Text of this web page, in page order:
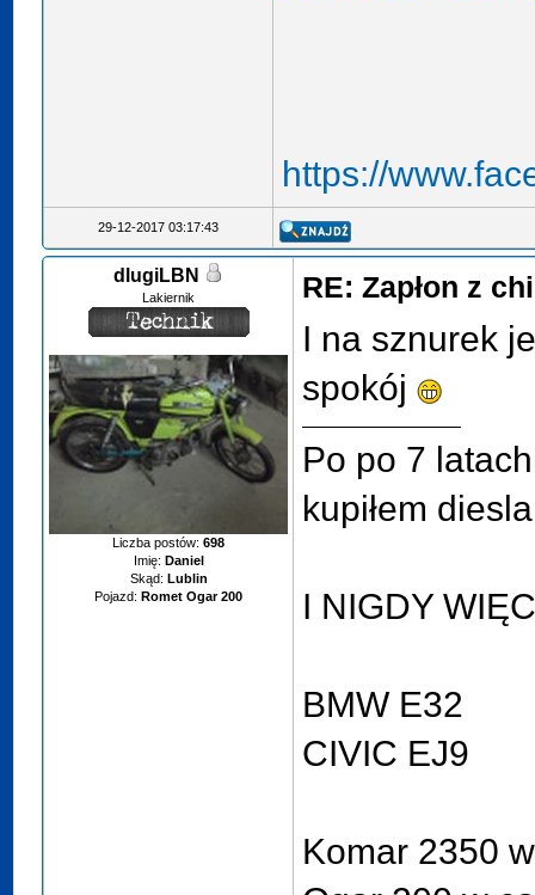
https://
29-12-2017 03:17:43
dlugiLBN
Lakiernik
Liczba postów:698
Imię: Daniel
Skąd: Lublin
Pojazd: Romet Ogar 200
RE: Zapłon z
I na sznurek
spokój
Po po 7
kupiłem
I NIGDY
BMW E32
CIVIC EJ9
Komar 2350